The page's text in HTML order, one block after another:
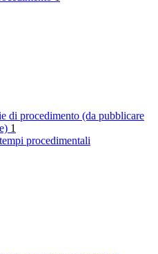
di procedimento (da pubblicare
1
procedimentali